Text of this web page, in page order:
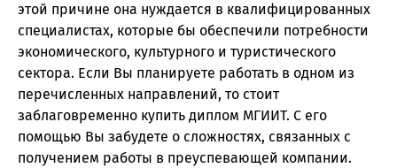
этой причине она нуждается в квалифицированных
специалистах, которые бы обеспечили потребности
экономического, культурного и туристического
сектора. Если Вы планируете работать в одном из
перечисленных направлений, то стоит
заблаговременно купить диплом МГИИТ. С его
помощью Вы забудете о сложностях, связанных с
получением работы в преуспевающей компании.